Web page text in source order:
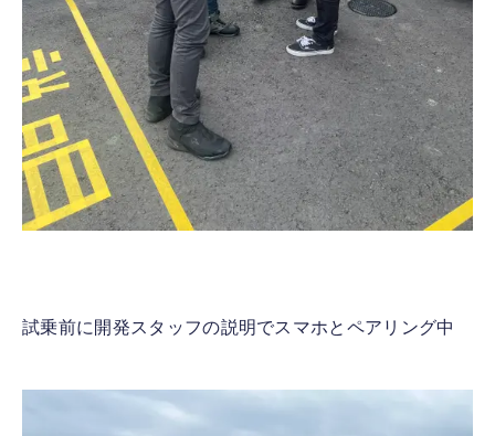
試乗前に開発スタッフの説明でスマホとペアリング中